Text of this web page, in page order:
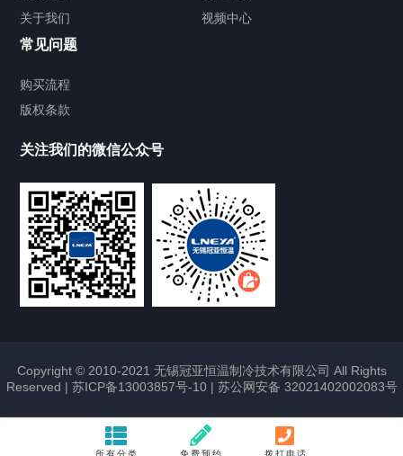
Chiller气体控温系统
Chamber试验箱
FREEZER低温箱
VOCs冷凝回收装置
关于我们
视频中心
常见问题
购买流程
版权条款
关注我们的微信公众号
Copyright © 2010-2021 无锡冠亚恒温制冷技术有限公司 All Rights
Reserved | 苏ICP备13003857号-10| 苏公网安备 32021402002083号
所有分类 免费预约 拨打电话